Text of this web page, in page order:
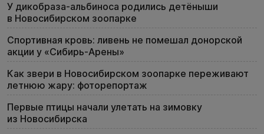
У дикобраза-альбиноса родились детёныши
в Новосибирском зоопарке
Спортивная кровь: ливень не помешал донорской
акции у «Сибирь-Арены»
Как звери в Новосибирском зоопарке переживают
летнюю жару: фоторепортаж
Первые птицы начали улетать на зимовку
из Новосибирска